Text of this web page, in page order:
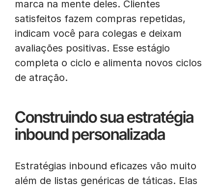
marca na mente deles. Clientes
satisfeitos fazem compras repetidas,
indicam você para colegas e deixam
avaliações positivas. Esse estágio
completa o ciclo e alimenta novos ciclos
de atração.
Construindo sua estratégia
inbound personalizada
Estratégias inbound eficazes vão muito
além de listas genéricas de táticas. Elas